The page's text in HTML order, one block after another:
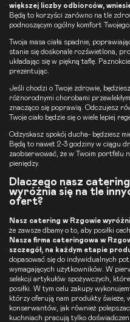
większej liczby odbiorców,
Będą to korzyści zarówno na tle
podnoszącym ogólny komfort Twojego
Twoja masa ciała spadnie,
stanie się doskonale rozświetlona,
układając się w piękną taflę.
prezentując.
Jeśli chodzi o Twoje zdrowie,
różnorodnymi chorobami
znacząco się poprawią. Odczujesz
Twoje ciało będzie się o wiele lepiej
Odzyskasz spokój ducha- będziesz
Będą to nawet 2-3 godziny w ciągu
zaobserwować, że w Twoim portfelu
pieniędzy.
Dlaczego nasz
wyróżnia się na tle
ofert?
Nasz catering w Rzgowie
że zawsze dbamy o to, aby posiłki
Nasza firma cateringowa w
szczegół, na każdym etapie
dopasować się do indywidualnych
wymagających użytkowników. W
selekcji artykułów spożywczych,
posiłki. W tym celu zakupy
którzy oferują nam produkty świeże,
konserwantów, jak również
kuchniach pracują tylko